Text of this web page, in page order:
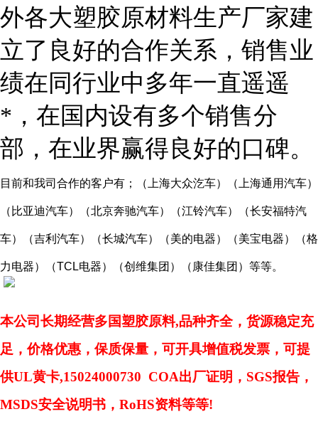
外各大塑胶原材料生产厂家建
立了良好的合作关系，销售业
绩在同行业中多年一直遥遥
*，在国内设有多个销售分
部，在业界赢得良好的口碑。
目前和我司合作的客户有；（上海大众汔车）（上海通用汽车）
（比亚迪汽车）（北京奔驰汽车）（江铃汽车）（长安福特汽
车）（吉利汽车）（长城汽车）（美的电器）（美宝电器）（格
力电器）（TCL电器）（创维集团）（康佳集团）等等。
本公司长期经营多国塑胶原料,品种齐全，货源稳定充
足，价格优惠，保质保量，可开具增值税发票，可提
供UL黄卡,15024000730 COA出厂证明，SGS报告，
MSDS安全说明书，RoHS资料等等!